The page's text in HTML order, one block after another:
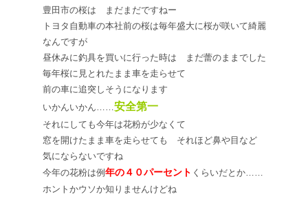
豊田市の桜は まだまだですねー
トヨタ自動車の本社前の桜は毎年盛大に桜が咲いて綺麗
なんですが
昼休みに釣具を買いに行った時は まだ蕾のままでした
毎年桜に見とれたまま車を走らせて
前の車に追突しそうになります
いかんいかん……安全第一
それにしても今年は花粉が少なくて
窓を開けたまま車を走らせても それほど鼻や目など
気にならないですね
今年の花粉は例 年の４０パーセント くらいだとか……
ホントかウソか知りませんけどね